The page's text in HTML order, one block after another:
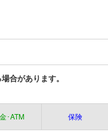
合があります。
･ATM 保険